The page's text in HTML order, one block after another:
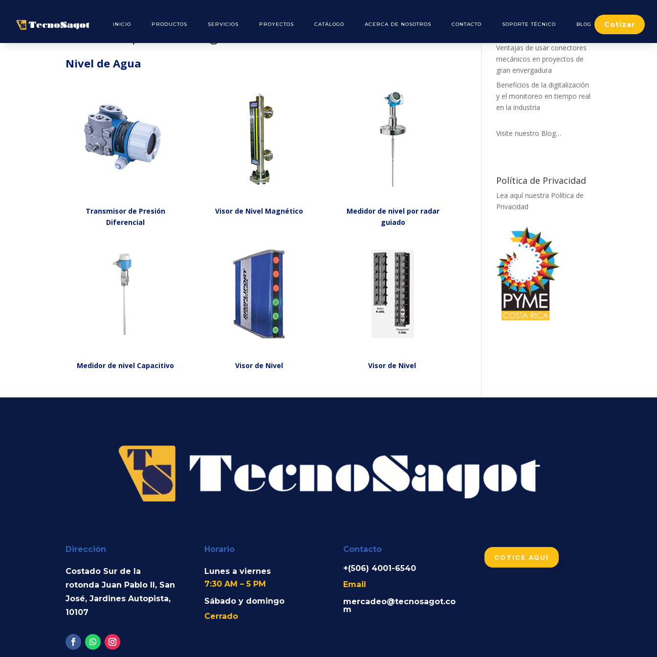
INICIO PRODUCTOS SERVICIOS PROYECTOS CATÁLOGO ACERCA DE NOSOTROS CONTACTO SOPORTE TÉCNICO BLOG Cotizar
Calderas | Nivel de agua
Nivel de Agua
Transmisor de Presión
Diferencial
Visor de Nivel Magnético
Medidor de nivel por radar
guiado
Medidor de nivel Capacitivo Visor de Nivel Visor de Nivel
Ventajas de usar conectores
mecánicos en proyectos de
gran envergadura
Beneficios de la digitalización
y el monitoreo en tiempo real
en la industria
Visite nuestro Blog…
Política de Privacidad
Lea aquí nuestra Política de
Privacidad
Dirección
Costado Sur de la
rotonda Juan Pablo II, San
José, Jardines Autopista,
10107
Horario
Lunes a viernes
7:30 AM – 5 PM
Sábado y domingo
Cerrado
Contacto
+(506) 4001-6540
Email
mercadeo@tecnosagot.co
m
COTICE AQUÍ